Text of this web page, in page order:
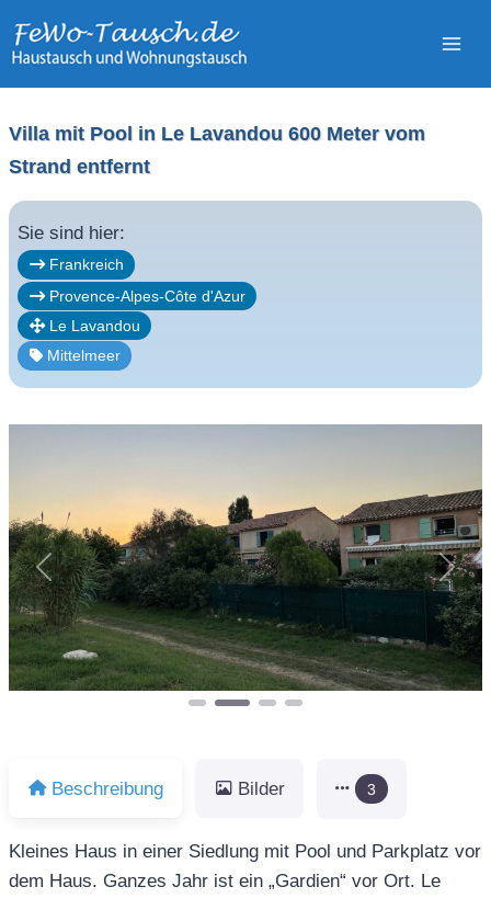
Inhalt
Villa mit Pool in Le Lavandou 600 Meter vom
Strand entfernt
Sie sind hier:
Frankreich
Provence-Alpes-Côte d'Azur
Le Lavandou
Mittelmeer
Vorheriges
Beschreibung Bilder 3
Kleines Haus in einer Siedlung mit Pool und Parkplatz vor
dem Haus. Ganzes Jahr ist ein „Gardien“ vor Ort. Le